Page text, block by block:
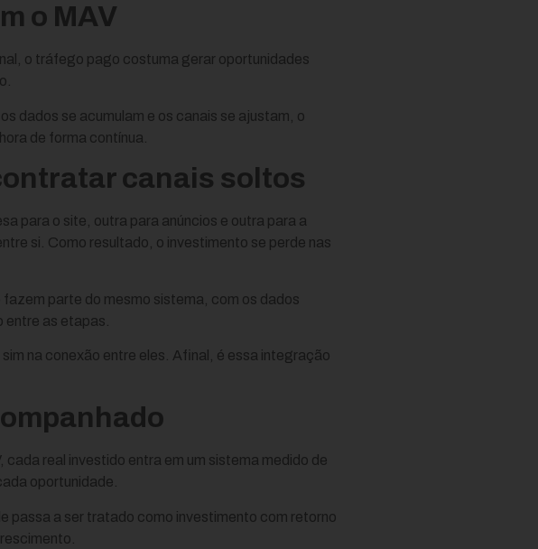
o MAV
o tráfego pago costuma gerar oportunidades
dados se acumulam e os canais se ajustam, o
de forma contínua.
canais soltos
para o site, outra para anúncios e outra para a
si. Como resultado, o investimento se perde nas
parte do mesmo sistema, com os dados
entre as etapas.
na conexão entre eles. Afinal, é essa integração
real investido entra em um sistema medido de
oportunidade.
passa a ser tratado como investimento com retorno